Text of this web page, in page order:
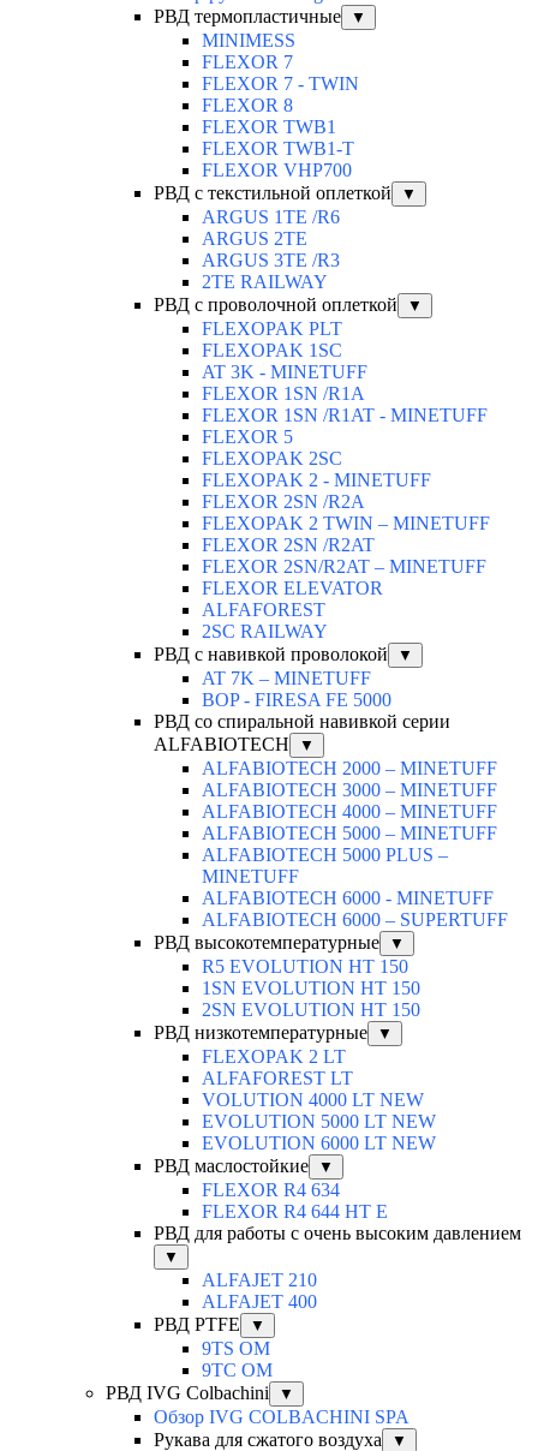
РВД термопластичные
▼
MINIMESS
FLEXOR 7
FLEXOR 7 - TWIN
FLEXOR 8
FLEXOR TWB1
FLEXOR TWB1-T
FLEXOR VHP700
РВД с текстильной оплеткой
▼
ARGUS 1TE /R6
ARGUS 2TЕ
ARGUS 3TE /R3
2TE RAILWAY
РВД с проволочной оплеткой
▼
FLEXOPAK PLT
FLEXOPAK 1SС
AT 3K - MINETUFF
FLEXOR 1SN /R1A
FLEXOR 1SN /R1AT - MINETUFF
FLEXOR 5
FLEXOPAK 2SС
FLEXOPAK 2 - MINETUFF
FLEXOR 2SN /R2A
FLEXOPAK 2 TWIN – MINETUFF
FLEXOR 2SN /R2AT
FLEXOR 2SN/R2AT – MINETUFF
FLEXOR ELEVATOR
ALFAFOREST
2SC RAILWAY
РВД с навивкой проволокой
▼
AT 7K – MINETUFF
BOP - FIRESA FE 5000
РВД со спиральной навивкой серии
ALFABIOTECH
▼
ALFABIOTECH 2000 – MINETUFF
ALFABIOTECH 3000 – MINETUFF
ALFABIOTECH 4000 – MINETUFF
ALFABIOTECH 5000 – MINETUFF
ALFABIOTECH 5000 PLUS –
MINETUFF
ALFABIOTECH 6000 - MINETUFF
ALFABIOTECH 6000 – SUPERTUFF
РВД высокотемпературные
▼
R5 EVOLUTION HT 150
1SN EVOLUTION HT 150
2SN EVOLUTION HT 150
РВД низкотемпературные
▼
FLEXOPAK 2 LT
ALFAFOREST LT
VOLUTION 4000 LT NEW
EVOLUTION 5000 LT NEW
EVOLUTION 6000 LT NEW
РВД маслостойкие
▼
FLEXOR R4 634
FLEXOR R4 644 HT E
РВД для работы с очень высоким давлением
▼
ALFAJET 210
ALFAJET 400
РВД PTFE
▼
9TS OM
9TC OM
РВД IVG Colbachini
▼
Обзор IVG COLBACHINI SPA
Рукава для сжатого воздуха
▼